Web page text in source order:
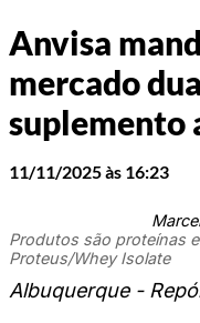
Anvisa
mercado
suplemento
11/11/2025 às 16:23
Produtos são proteínas
Proteus/Whey Isolate
Albuquerque -